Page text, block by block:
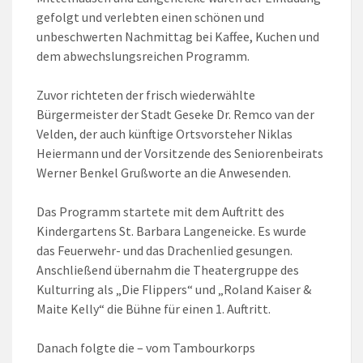
gefolgt und verlebten einen schönen und
unbeschwerten Nachmittag bei Kaffee, Kuchen und
dem abwechslungsreichen Programm.
Zuvor richteten der frisch wiederwählte
Bürgermeister der Stadt Geseke Dr. Remco van der
Velden, der auch künftige Ortsvorsteher Niklas
Heiermann und der Vorsitzende des Seniorenbeirats
Werner Benkel Grußworte an die Anwesenden.
Das Programm startete mit dem Auftritt des
Kindergartens St. Barbara Langeneicke. Es wurde
das Feuerwehr- und das Drachenlied gesungen.
Anschließend übernahm die Theatergruppe des
Kulturring als „Die Flippers“ und „Roland Kaiser &
Maite Kelly“ die Bühne für einen 1. Auftritt.
Danach folgte die – vom Tambourkorps